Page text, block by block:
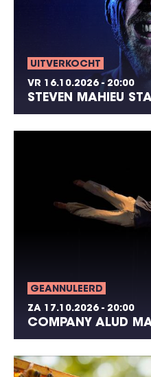
UITVERKOCHT
VR 16.10.2026 - 20:00
STEVEN MAHIEU
GEANNULEERD
ZA 17.10.2026 - 20:00
COMPANY ALUD